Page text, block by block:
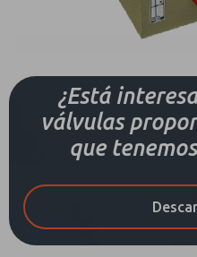
¿Está
válvulas
que